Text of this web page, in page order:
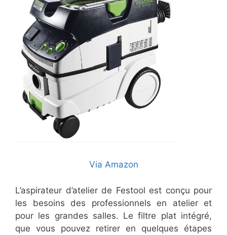
Via Amazon
L’aspirateur d’atelier de Festool est conçu pour
les besoins des professionnels en atelier et
pour les grandes salles. Le filtre plat intégré,
que vous pouvez retirer en quelques étapes